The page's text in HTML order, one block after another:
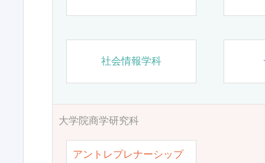
社会情報学科
大学院商学研究科
アントレプレナーシップ